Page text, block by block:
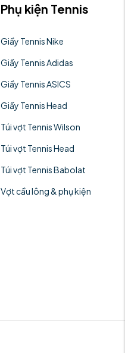
Phụ kiện Tennis
Giầy Tennis Nike
Giầy Tennis Adidas
Giầy Tennis ASICS
Giầy Tennis Head
Túi vợt Tennis Wilson
Túi vợt Tennis Head
Túi vợt Tennis Babolat
Vợt cầu lông & phụ kiện